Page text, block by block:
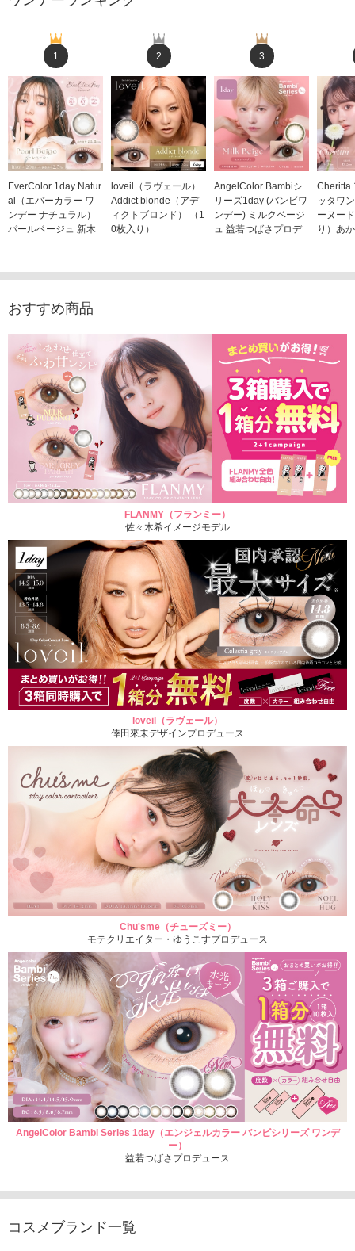
1
EverColor 1day Natur
al（エバーカラー ワ
ンデー ナチュラル）
パールベージュ 新木
2,598円(税込)
2
loveil（ラヴェール）
Addict blonde（アデ
ィクトブロンド） （1
0枚入り）
3
AngelColor Bambiシ
リーズ1day (バンビワ
ンデー) ミルクベージ
ュ 益若つばさプロデ
Cheritta
ッタワ
ーヌー
り）あ
おすすめ商品
FLANMY（フランミー）
佐々木希イメージモデル
loveil（ラヴェール）
倖田來未デザインプロデュース
Chu'sme（チューズミー）
モテクリエイター・ゆうこすプロデュース
AngelColor Bambi Series 1day（エンジェルカラー バンビシリーズ ワンデ
ー）
益若つばさプロデュース
コスメブランド一覧